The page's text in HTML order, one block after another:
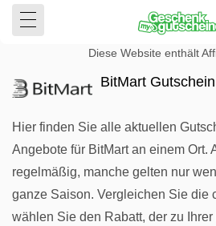
Diese Website enthält
BitMart
Hier finden Sie alle aktuellen
Angebote für BitMart an einem Ort.
regelmäßig, manche gelten nur
ganze Saison. Vergleichen Sie die
wählen Sie den Rabatt, der zu